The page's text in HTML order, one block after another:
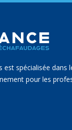
est spécialisée dans
pour les